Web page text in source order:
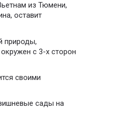
из Тюмени,
оставит
природы,
с 3-х сторон
своими
сады на